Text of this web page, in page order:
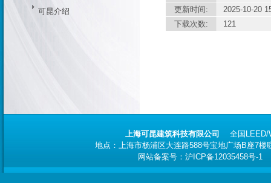
可昆介绍
更新时间:
2025-10-20
下载次数:
121
上海可昆建筑科技有限公司 全国 LEED/
地点：上海市杨浦区大连路588号宝地广场B座7
网站备案号： 沪ICP备12035458号-1